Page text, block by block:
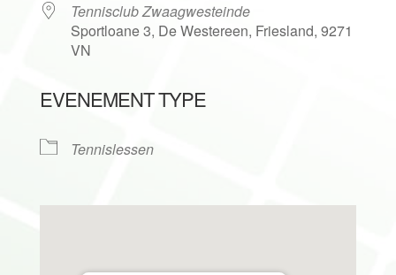
Tennisclub Zwaagwesteinde
Sportloane 3, De Westereen, Friesland, 9271
VN
EVENEMENT TYPE
Tennislessen